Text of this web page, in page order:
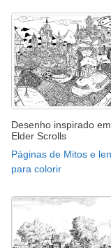
Desenho inspirado
Elder Scrolls
Páginas de Mitos e
para colorir